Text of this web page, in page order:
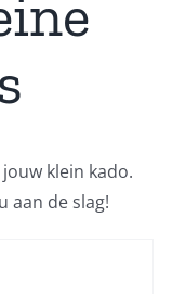
klein kado.
aan de slag!